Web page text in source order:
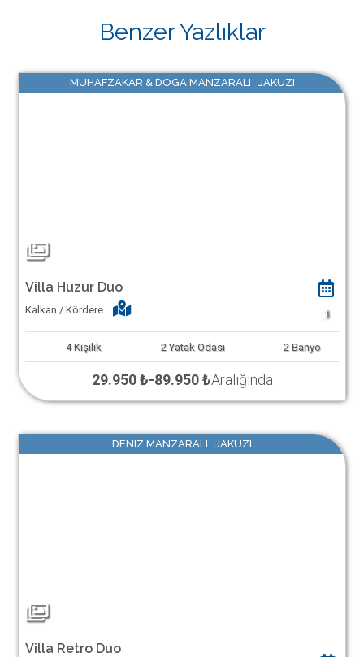
Benzer Yazlıklar
MUHAFZAKAR & DOGA MANZARALI JAKUZI
Villa Huzur Duo
Kalkan / Kördere 1
4 Kişilik 2 Yatak Odası 2 Banyo
29.950 ₺-89.950 ₺Aralığında
DENIZ MANZARALI JAKUZI
Villa Retro Duo